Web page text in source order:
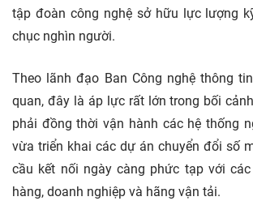
tập đoàn công nghệ sở hữu lực lượng
chục nghìn người.
Theo lãnh đạo Ban Công nghệ thông
quan, đây là áp lực rất lớn trong bối
phải đồng thời vận hành các hệ thống
vừa triển khai các dự án chuyển đổi số
cầu kết nối ngày càng phức tạp với các
hàng, doanh nghiệp và hãng vận tải.